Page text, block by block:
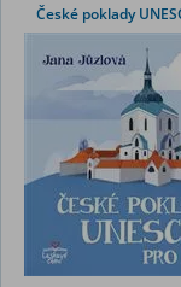
České poklady